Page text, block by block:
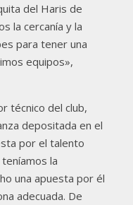
del Haris de
la cercanía y la
para tener una
equipos»,
técnico del club,
depositada en el
por el talento
la
una apuesta por él
adecuada. De